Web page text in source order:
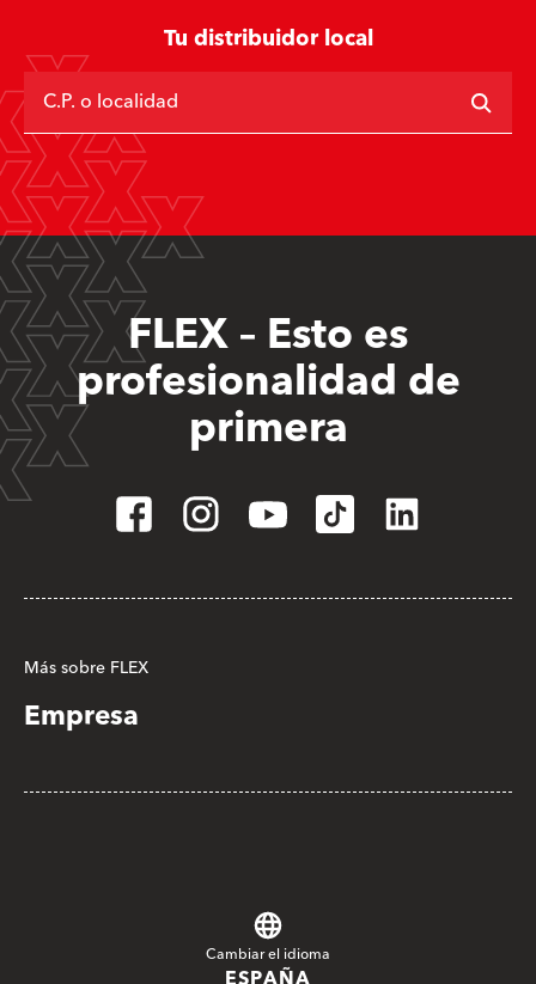
Tu distribuidor local
C.P. o localidad
FLEX – Esto es
profesionalidad de
primera
Más sobre FLEX
Empresa
Cambiar el idioma